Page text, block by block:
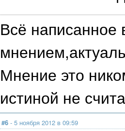
Всё
Мнение это
истиной не
#6 - 5 ноября 2012 в 09:59